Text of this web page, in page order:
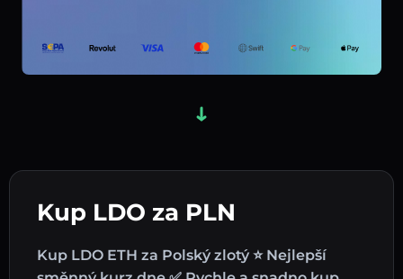
Kup LDO za PLN
Kup LDO ETH za Polský zlotý ⭐ Nejlepší